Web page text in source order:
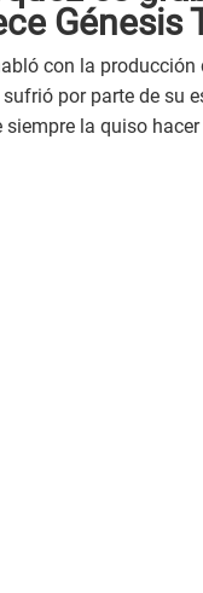
Génesis
con la producción
por parte de su
siempre la quiso